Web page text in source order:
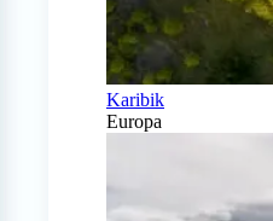
Karibik
Europa